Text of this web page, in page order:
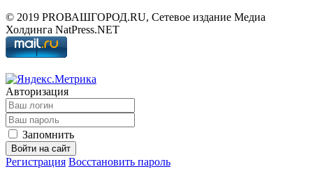
© 2019 PROВАШГОРОД.RU, Сетевое издание Медиа
Холдинга NatPress.NET
Авторизация
Запомнить
Войти на сайт
Регистрация Восстановить пароль